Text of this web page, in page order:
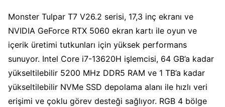
Monster Tulpar T7 V26.2 serisi, 17,3 inç ekranı ve
NVIDIA GeForce RTX 5060 ekran kartı ile oyun ve
içerik üretimi tutkunları için yüksek performans
sunuyor. Intel Core i7-13620H işlemcisi, 64 GB’a kadar
yükseltilebilir 5200 MHz DDR5 RAM ve 1 TB’a kadar
yükseltilebilir NVMe SSD depolama alanı ile hızlı veri
erişimi ve çoklu görev desteği sağlıyor. RGB 4 bölge